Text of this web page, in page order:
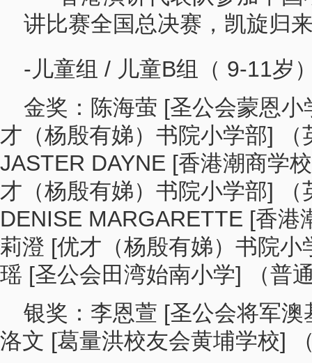
-儿童组 / 儿童B组（ 9-11岁
金奖：陈海萤 [圣公会蒙恩
才（杨殷有娣）书院小学部] （
JASTER DAYNE [香港潮商学
才（杨殷有娣）书院小学部] （
DENISE MARGARETTE [香港
莉澄 [优才（杨殷有娣）书院
瑶 [圣公会田湾始南小学] （普
银奖：李恩萱 [圣公会将军
洛文 [葛量洪校友会黄埔学校]